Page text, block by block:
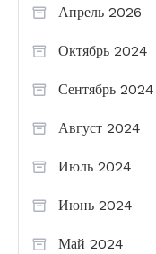
Апрель 2026
Октябрь 2024
Сентябрь 2024
Август 2024
Июль 2024
Июнь 2024
Май 2024